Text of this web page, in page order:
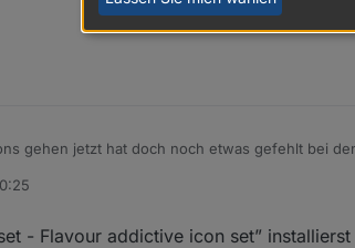
gehen jetzt hat doch noch etwas gefehlt bei
- Flavour addictive icon set”